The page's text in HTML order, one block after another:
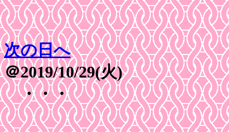
次の日へ
＠2019/10/29(火)
・・・